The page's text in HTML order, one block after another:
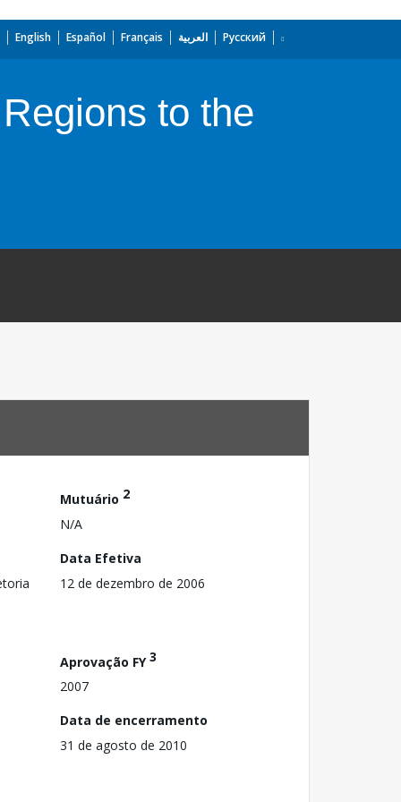
English Español Français العربية Русский
to the
Mutuário 2
N/A
Data Efetiva
12 de dezembro de 2006
Aprovação FY3
2007
Data de encerramento
31 de agosto de 2010